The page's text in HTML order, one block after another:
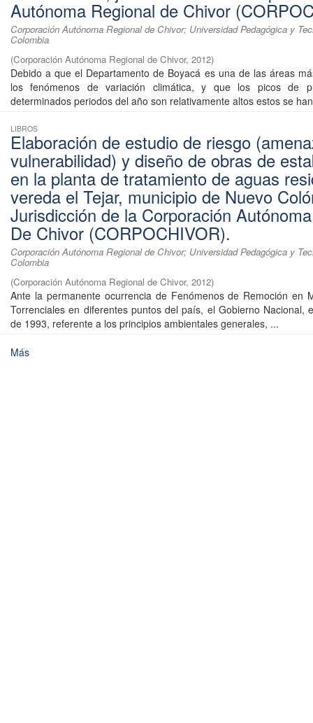
Autónoma Regional de Chivor
Corporación Autónoma Regional de Chivor; Universidad Pedagógica y
Colombia
(Corporación Autónoma Regional de Chivor, 2012)
Debido a que el Departamento de Boyacá es una de las áreas
los fenómenos de variación climática, y que los picos de
determinados periodos del año son relativamente altos estos se
LIBROS
Elaboración de estudio de riesgo
vulnerabilidad) y diseño de obras de
en la planta de tratamiento de aguas
vereda el Tejar, municipio de Nuevo
Jurisdicción de la Corporación
De Chivor (CORPOCHIVOR).
Corporación Autónoma Regional de Chivor; Universidad Pedagógica y
Colombia
(Corporación Autónoma Regional de Chivor, 2012)
Ante la permanente ocurrencia de Fenómenos de Remoción en
Torrenciales en diferentes puntos del país, el Gobierno Nacional,
de 1993, referente a los principios ambientales generales, ...
Más